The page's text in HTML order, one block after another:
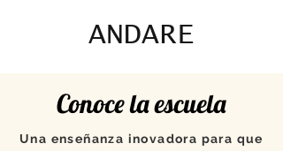
ANDARE
Conoce la escuela
Una enseñanza inovadora para que